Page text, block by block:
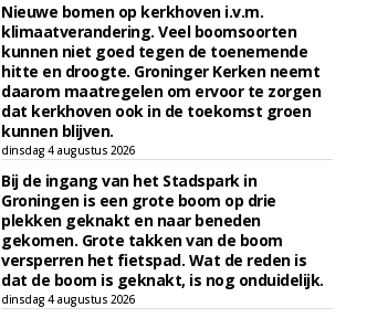
Nieuwe bomen op kerkhoven i.v.m.
klimaatverandering. Veel boomsoorten
kunnen niet goed tegen de toenemende
hitte en droogte. Groninger Kerken neemt
daarom maatregelen om ervoor te zorgen
dat kerkhoven ook in de toekomst groen
kunnen blijven.
dinsdag 4 augustus 2026
Bij de ingang van het Stadspark in
Groningen is een grote boom op drie
plekken geknakt en naar beneden
gekomen. Grote takken van de boom
versperren het fietspad. Wat de reden is
dat de boom is geknakt, is nog onduidelijk.
dinsdag 4 augustus 2026